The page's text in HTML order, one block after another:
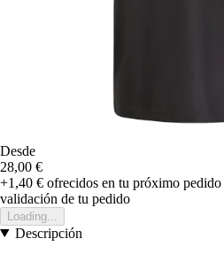
Desde
28,00 €
+1,40 € ofrecidos en tu próximo pedido
validación de tu pedido
Loading...
Descripción